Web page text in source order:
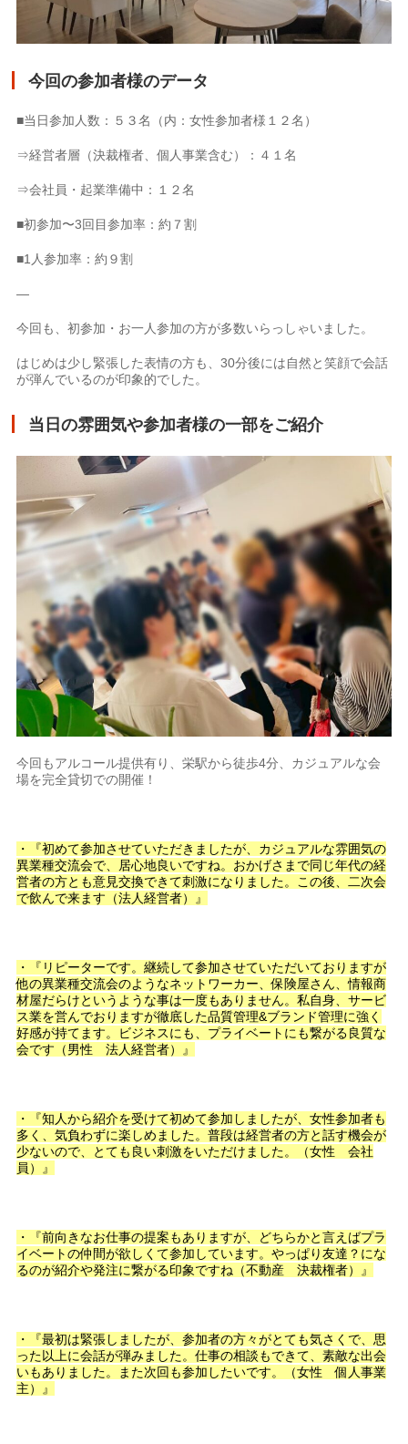
今回の参加者様のデータ
■当日参加人数：５３名（内：女性参加者様１２名）
⇒経営者層（決裁権者、個人事業含む）：４１名
⇒会社員・起業準備中：１２名
■初参加〜3回目参加率：約７割
■1人参加率：約９割
—
今回も、初参加・お一人参加の方が多数いらっしゃいました。
はじめは少し緊張した表情の方も、30分後には自然と笑顔で会話
が弾んでいるのが印象的でした。
当日の雰囲気や参加者様の一部をご紹介
今回もアルコール提供有り、栄駅から徒歩4分、カジュアルな会
場を完全貸切での開催！
・『初めて参加させていただきましたが、カジュアルな雰囲気の
異業種交流会で、居心地良いですね。おかげさまで同じ年代の経
営者の方とも意見交換できて刺激になりました。この後、二次会
で飲んで来ます（法人経営者）』
・『リピーターです。継続して参加させていただいておりますが
他の異業種交流会のようなネットワーカー、保険屋さん、情報商
材屋だらけというような事は一度もありません。私自身、サービ
ス業を営んでおりますが徹底した品質管理&ブランド管理に強く
好感が持てます。ビジネスにも、プライベートにも繋がる良質な
会です（男性 法人経営者）』
・『知人から紹介を受けて初めて参加しましたが、女性参加者も
多く、気負わずに楽しめました。普段は経営者の方と話す機会が
少ないので、とても良い刺激をいただけました。（女性 会社
員）』
・『前向きなお仕事の提案もありますが、どちらかと言えばプラ
イベートの仲間が欲しくて参加しています。やっぱり友達？にな
るのが紹介や発注に繋がる印象ですね（不動産 決裁権者）』
・『最初は緊張しましたが、参加者の方々がとても気さくで、思
った以上に会話が弾みました。仕事の相談もできて、素敵な出会
いもありました。また次回も参加したいです。（女性 個人事業
主）』